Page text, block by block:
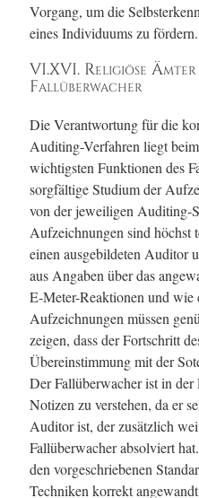
Vorgang, um die
eines Individuums zu fördern.
VI.XVI. Religiöse
Fallüberwacher
Die Verantwortung für die
Auditing-Verfahren liegt
wichtigsten Funktionen des
sorgfältige Studium der
von der jeweiligen Auditing-
Aufzeichnungen sind höchst
einen ausgebildeten Auditor
aus Angaben über das
E-Meter-Reaktionen und wie
Aufzeichnungen müssen
zeigen, dass der Fortschritt
Übereinstimmung mit der
Der Fallüberwacher ist in der
Notizen zu verstehen, da er
Auditor ist, der zusätzlich
Fallüberwacher absolviert
den vorgeschriebenen
Techniken korrekt